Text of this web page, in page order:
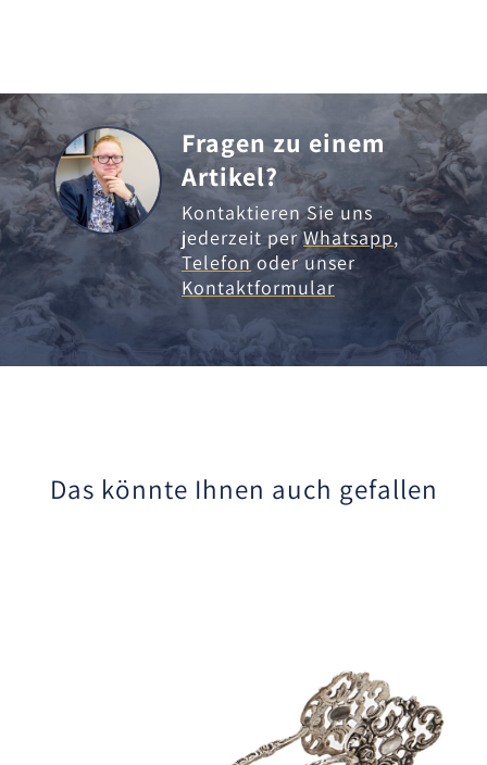
Fragen zu einem
Artikel?
Kontaktieren Sie uns
jederzeit perWhatsapp,
Telefonoder unser
Kontaktformular
Das könnte Ihnen auch gefallen